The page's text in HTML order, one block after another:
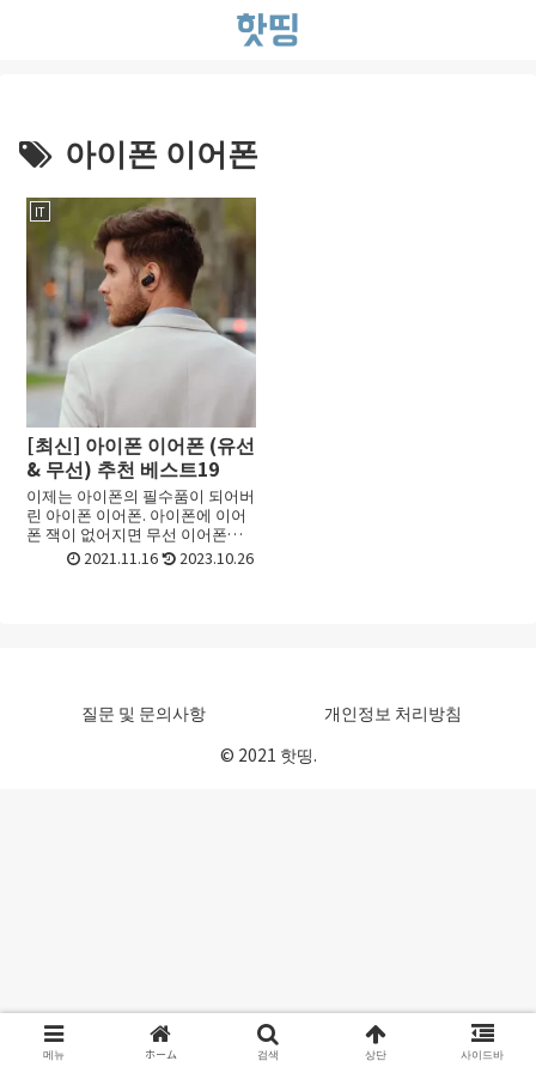
아이폰 이어폰
IT
[최신] 아이폰 이어폰 (유선
& 무선) 추천 베스트19
이제는 아이폰의 필수품이 되어버
린 아이폰 이어폰. 아이폰에 이어
폰 잭이 없어지면 무선 이어폰을
사용하는 사용자가 늘고 있습니
다. 이어폰은 드라이버의 구조를
2021.11.16 2023.10.26
질문 및 문의사항
개인정보 처리방침
© 2021 핫띵.
메뉴 ホーム 검색 상단 사이드바